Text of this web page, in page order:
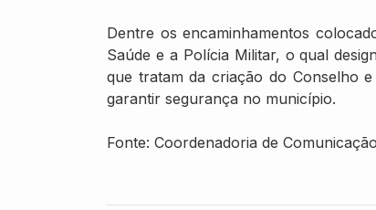
Dentre os encaminhamentos
Saúde e a Polícia Militar, o qual
que tratam da criação do Conselho
garantir segurança no município.
Fonte: Coordenadoria de